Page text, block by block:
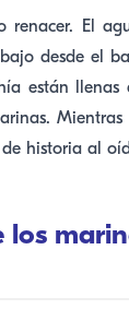
El
desde el
están llenas
historia al
los